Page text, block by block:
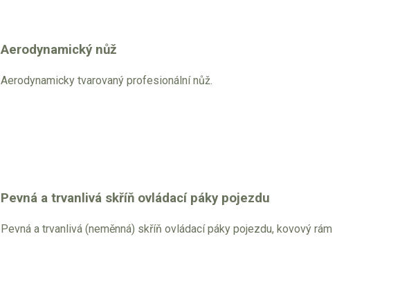
Aerodynamický nůž
Aerodynamicky tvarovaný profesionální nůž.
Pevná a trvanlivá skříň ovládací páky pojezdu
Pevná a trvanlivá (neměnná) skříň ovládací páky pojezdu, kovový rám